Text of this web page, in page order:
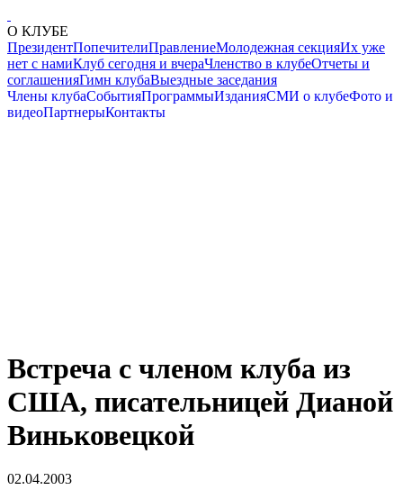
О КЛУБЕ
ПрезидентПопечителиПравлениеМолодежная секцияИх уже
нет с намиКлуб сегодня и вчераЧленство в клубеОтчеты и
соглашенияГимн клубаВыездные заседания
Члены клубаСобытияПрограммыИзданияСМИ о клубеФото и
видеоПартнерыКонтакты
Встреча с членом клуба из
США, писательницей Дианой
Виньковецкой
02.04.2003